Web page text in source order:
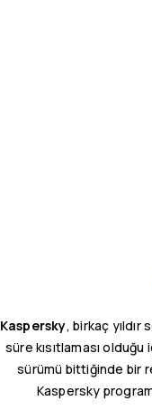
Kaspersky, birkaç
süre kısıtlaması
sürümü bittiğinde bir
Kaspersky